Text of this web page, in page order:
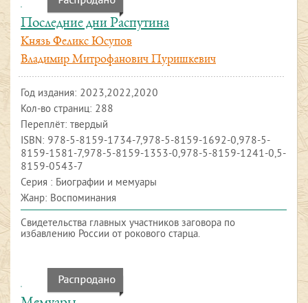
Последние дни Распутина
Князь Феликс Юсупов
Владимир Митрофанович Пуришкевич
Год издания: 2023,2022,2020
Кол-во страниц: 288
Переплёт: твердый
ISBN: 978-5-8159-1734-7,978-5-8159-1692-0,978-5-
8159-1581-7,978-5-8159-1353-0,978-5-8159-1241-0,5-
8159-0543-7
Серия : Биографии и мемуары
Жанр: Воспоминания
Свидетельства главных участников заговора по
избавлению России от рокового старца.